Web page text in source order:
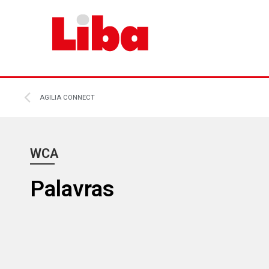
AGILIA CONNECT
WCA
Palavras